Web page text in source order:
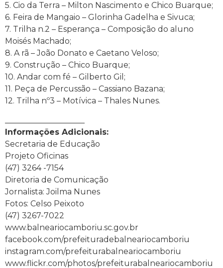
5. Cio da Terra – Milton Nascimento e Chico Buarque;
6. Feira de Mangaio – Glorinha Gadelha e Sivuca;
7. Trilha n.2 – Esperança – Composição do aluno
Moisés Machado;
8. A rã – João Donato e Caetano Veloso;
9. Construção – Chico Buarque;
10. Andar com fé – Gilberto Gil;
11. Peça de Percussão – Cassiano Bazana;
12. Trilha nº3 – Motívica – Thales Nunes.
Informações Adicionais:
Secretaria de Educação
Projeto Oficinas
(47) 3264 -7154
Diretoria de Comunicação
Jornalista: Joilma Nunes
Fotos: Celso Peixoto
(47) 3267-7022
www.balneariocamboriu.sc.gov.br
facebook.com/prefeituradebalneariocamboriu
instagram.com/prefeiturabalneariocamboriu
www.flickr.com/photos/prefeiturabalneariocamboriu